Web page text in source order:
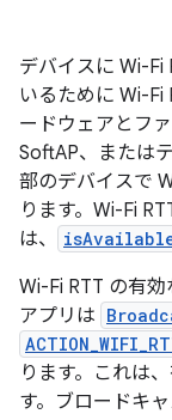
デバイスに Wi-Fi
いるために Wi-Fi
ードウェアとフ
SoftAP、または
部のデバイスで
ります。Wi-Fi
は、
Wi-Fi RTT の有効
アプリは
ります。これは
す。ブロードキ